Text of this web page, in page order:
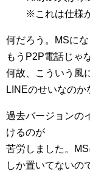
※これは仕様か
何だろう。MSにな
もうP2P電話じゃ
何故、こういう風
LINEのせいなのか
過去バージョンの
けるのが
苦労しました。
しか置いてないの